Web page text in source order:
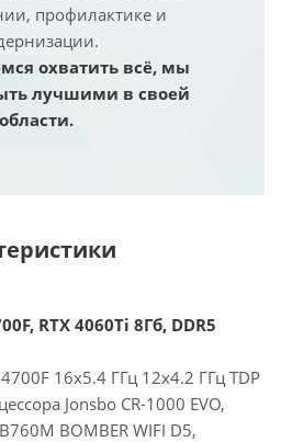
профилактике и
охватить всё, мы
лучшими в своей
области.
RTX 4060Ti 8Гб, DDR5
16x5.4 ГГц 12x4.2 ГГц TDP
Jonsbo CR-1000 EVO,
BOMBER WIFI D5,